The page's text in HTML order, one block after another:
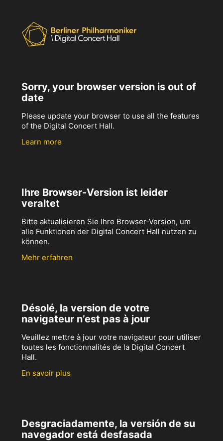
Sorry, your browser version is out of
date
Please update your browser to use all the features
of the Digital Concert Hall.
Learn more
Ihre Browser-Version ist leider
veraltet
Bitte aktualisieren Sie Ihre Browser-Version, um
alle Funktionen der Digital Concert Hall nutzen zu
können.
Mehr erfahren
Désolé, la version de votre
navigateur n’est pas à jour
Veuillez mettre à jour votre navigateur pour utiliser
toutes les fonctionnalités de la Digital Concert
Hall.
En savoir plus
Desgraciadamente, la versión de su
navegador está desfasada